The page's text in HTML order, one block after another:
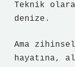
Teknik
denize.
Ama
hayatına,